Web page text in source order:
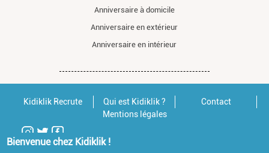
Anniversaire à domicile
Anniversaire en extérieur
Anniversaire en intérieur
Kidiklik Recrute Qui est Kidiklik ?
Contact
Mentions légales
Bienvenue chez Kidiklik !